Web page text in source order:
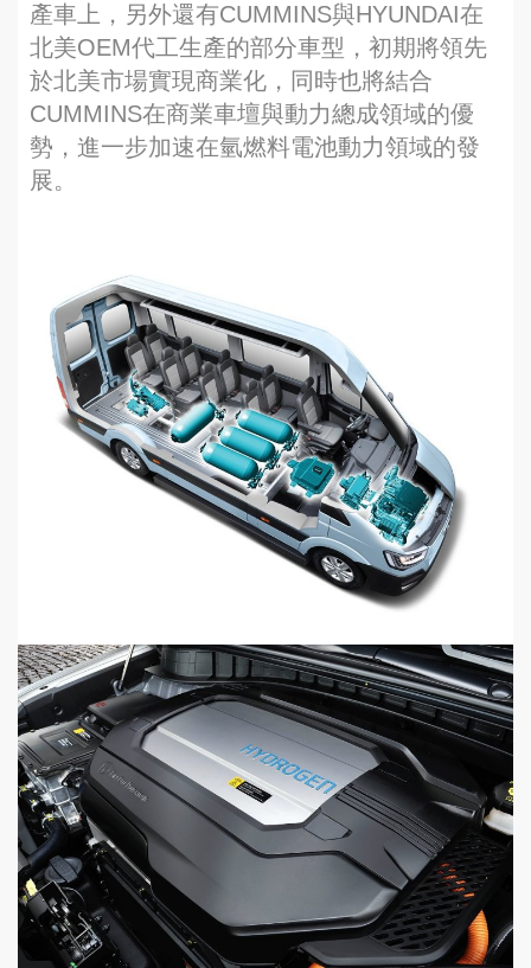
產車上，另外還有CUMMINS與HYUNDAI在
北美OEM代工生產的部分車型，初期將領先
於北美市場實現商業化，同時也將結合
CUMMINS在商業車壇與動力總成領域的優
勢，進一步加速在氫燃料電池動力領域的發
展。